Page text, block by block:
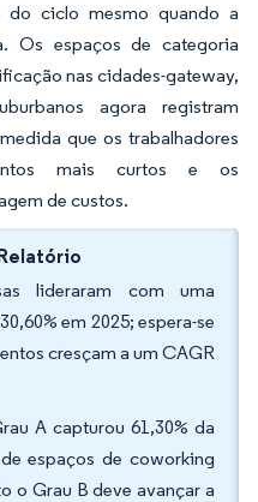
do ciclo mesmo quando a
Os espaços de categoria
nas cidades-gateway,
agora registram
que os trabalhadores
mais curtos e os
de custos.
lideraram com uma
em 2025; espera-se
cresçam a um CAGR
A capturou 61,30% da
espaços de coworking
o Grau B deve avançar a